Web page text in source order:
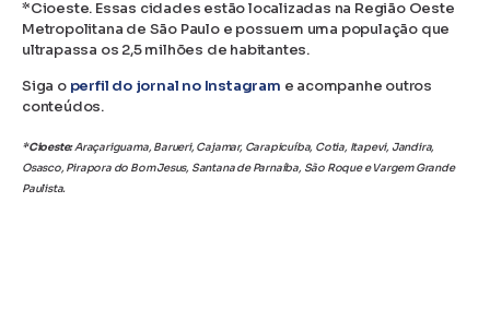
*Cioeste. Essas cidades estão localizadas na Região Oeste
Metropolitana de São Paulo e possuem uma população que
ultrapassa os 2,5 milhões de habitantes.
Siga o perfil do jornal no Instagram e acompanhe outros
conteúdos.
*Cioeste:Araçariguama, Barueri, Cajamar, Carapicuíba, Cotia, Itapevi, Jandira,
Osasco, Pirapora do Bom Jesus, Santana de Parnaíba, São Roque e Vargem Grande
Paulista.